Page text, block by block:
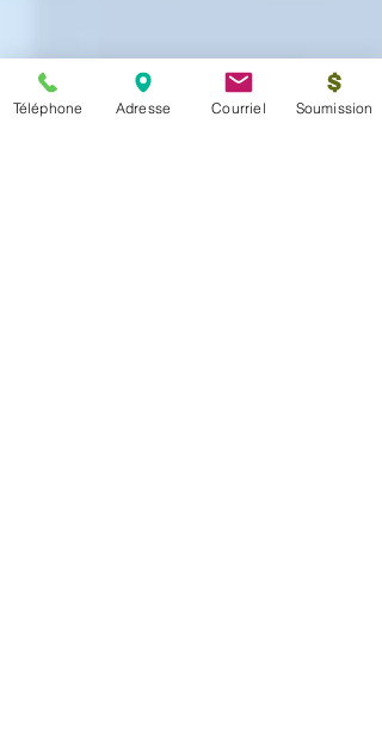
Téléphone Adresse Courriel Soumission